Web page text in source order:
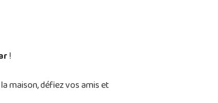
!
maison, défiez vos amis et